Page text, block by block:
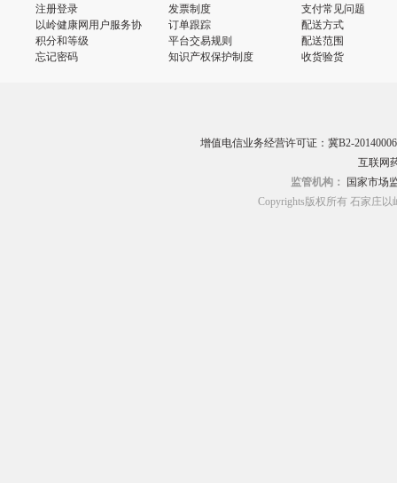
注册登录
以岭健康网用户服务协
议
积分和等级
忘记密码
发票制度
订单跟踪
平台交易规则
知识产权保护制度
支付常见问题
配送方式
配送范围
收货验货
增值电信业务经营许可证：冀B2-20140006
互联网
监管机构：
国家市场
Copyrights版权所有 石家庄